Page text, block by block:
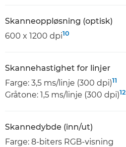
Skanneoppløsning (optisk)
600 x 1200 dpi10
Skannehastighet for linjer
Farge: 3,5 ms/linje (300 dpi)11
Gråtone: 1,5 ms/linje (300 dpi)12
Skannedybde (inn/ut)
Farge: 8-biters RGB-visning